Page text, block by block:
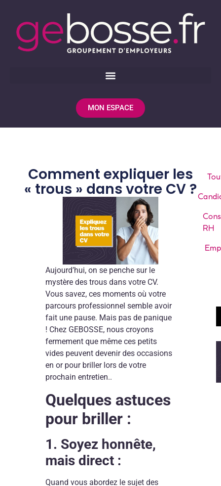
MON ESPACE
Comment expliquer les
« trous » dans votre CV ?
Aujourd’hui, on se penche sur le
mystère des trous dans votre CV.
Vous savez, ces moments où votre
parcours professionnel semble avoir
fait une pause. Mais pas de panique
! Chez GEBOSSE, nous croyons
fermement que même ces petits
vides peuvent devenir des occasions
en or pour briller lors de votre
prochain entretien..
Quelques astuces
pour briller :
1. Soyez honnête,
mais direct :
Quand vous abordez le sujet des
RH